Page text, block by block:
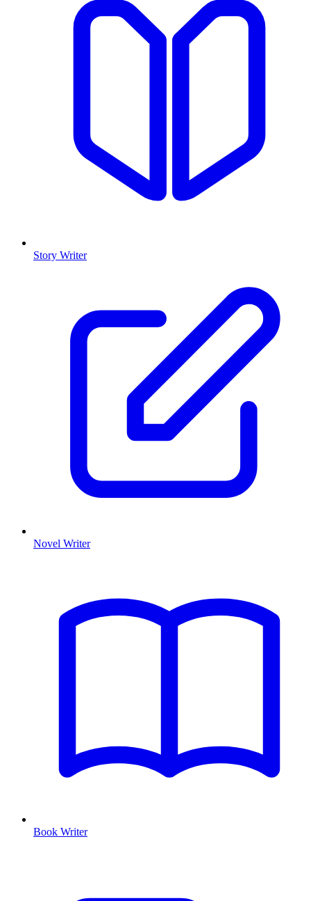
Story Writer
Novel Writer
Book Writer